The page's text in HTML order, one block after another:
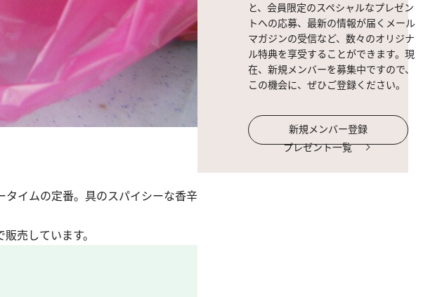
タイムの定番。具のスパイシーな香辛
売しています。
と、会員限定のスペシャルなプレゼン
トへの応募、最新の情報が届くメール
マガジンの受信など、数々のオリジナ
ル特典を享受することができます。現
在、新規メンバーを募集中ですので、
この機会に、ぜひご登録ください。
新規メンバー登録
プレゼント一覧